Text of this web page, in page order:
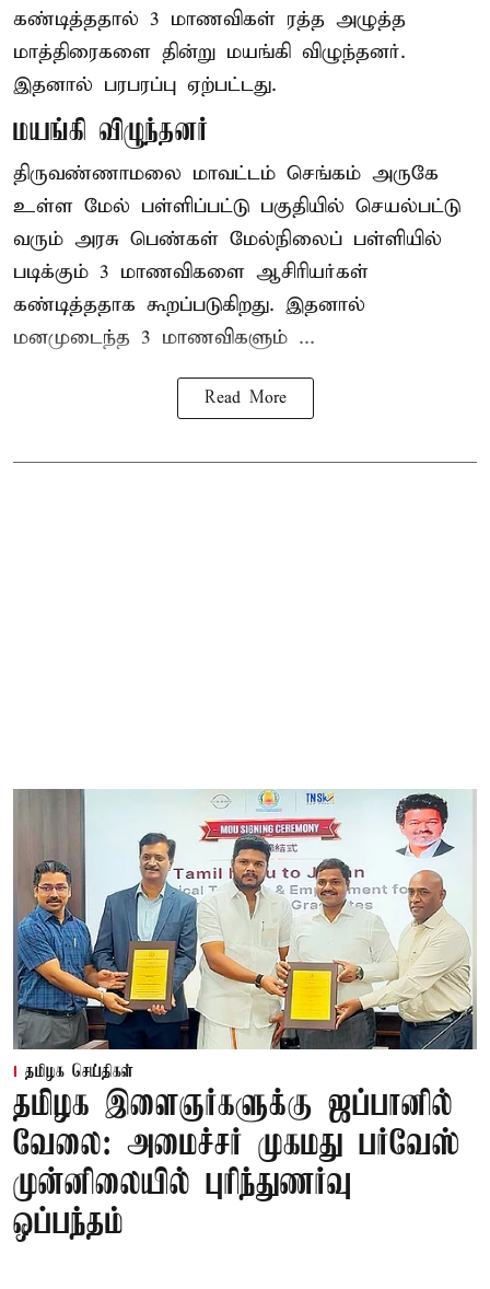
கண்டித்ததால் 3 மாணவிகள் ரத்த அழுத்த
மாத்திரைகளை தின்று மயங்கி விழுந்தனர்.
இதனால் பரபரப்பு ஏற்பட்டது.
மயங்கி விழுந்தனர்
திருவண்ணாமலை மாவட்டம் செங்கம் அருகே
உள்ள மேல் பள்ளிப்பட்டு பகுதியில் செயல்பட்டு
வரும் அரசு பெண்கள் மேல்நிலைப் பள்ளியில்
படிக்கும் 3 மாணவிகளை ஆசிரியர்கள்
கண்டித்ததாக கூறப்படுகிறது. இதனால்
மனமுடைந்த 3 மாணவிகளும் ...
Read More
தமிழக செய்திகள்
தமிழக இளைஞர்களுக்கு ஜப்பானில்
வேலை: அமைச்சர் முகமது பர்வேஸ்
முன்னிலையில் புரிந்துணர்வு
ஒப்பந்தம்